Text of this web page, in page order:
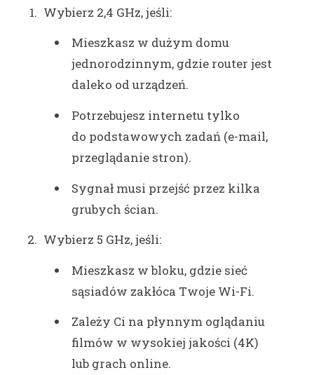
Wybierz 2,4 GHz, jeśli:
Mieszkasz w dużym domu
jednorodzinnym, gdzie router jest
daleko od urządzeń.
Potrzebujesz internetu tylko
do podstawowych zadań (e-mail,
przeglądanie stron).
Sygnał musi przejść przez kilka
grubych ścian.
Wybierz 5 GHz, jeśli:
Mieszkasz w bloku, gdzie sieć
sąsiadów zakłóca Twoje Wi-Fi.
Zależy Ci na płynnym oglądaniu
filmów w wysokiej jakości (4K)
lub grach online.